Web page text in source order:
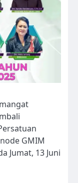
GMIM
Jumat, 13 Juni